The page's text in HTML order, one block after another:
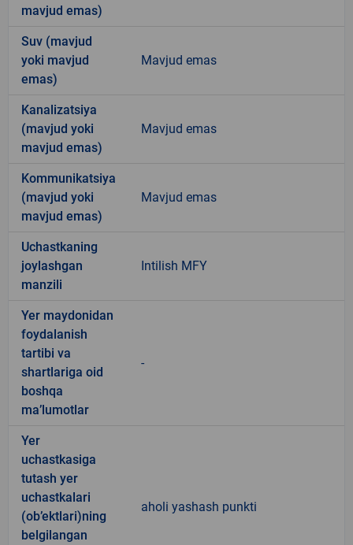
mavjud emas)
Suv (mavjud
yoki mavjud
emas)
Mavjud emas
Kanalizatsiya
(mavjud yoki
mavjud emas)
Mavjud emas
Kommunikatsiya
(mavjud yoki
mavjud emas)
Mavjud emas
Uchastkaning
joylashgan
manzili
Intilish MFY
Yer maydonidan
foydalanish
tartibi va
shartlariga oid
boshqa
ma’lumotlar
-
Yer
uchastkasiga
tutash yer
uchastkalari
(ob’ektlari)ning
belgilangan
aholi yashash punkti